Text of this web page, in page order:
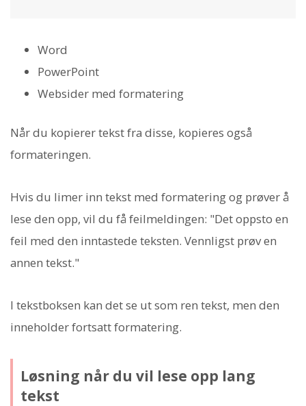
Word
PowerPoint
Websider med formatering
Når du kopierer tekst fra disse, kopieres også
formateringen.
Hvis du limer inn tekst med formatering og prøver å
lese den opp, vil du få feilmeldingen: "Det oppsto en
feil med den inntastede teksten. Vennligst prøv en
annen tekst."
I tekstboksen kan det se ut som ren tekst, men den
inneholder fortsatt formatering.
Løsning når du vil lese opp lang
tekst